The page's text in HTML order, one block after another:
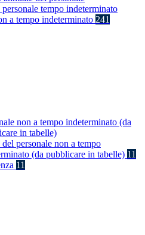
personale tempo indeterminato
a tempo indeterminato 241
non a tempo indeterminato (da
in tabelle)
del personale non a tempo
(da pubblicare in tabelle) 11
11